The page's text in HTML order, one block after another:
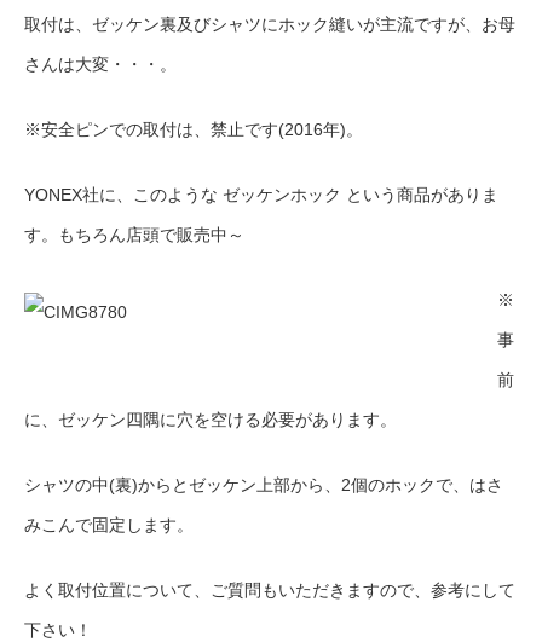
取付は、ゼッケン裏及びシャツにホック縫いが主流ですが、お母
さんは大変・・・。
※安全ピンでの取付は、禁止です(2016年)。
YONEX社に、このような ゼッケンホック という商品がありま
す。もちろん店頭で販売中～
※
事
前
に、ゼッケン四隅に穴を空ける必要があります。
シャツの中(裏)からとゼッケン上部から、2個のホックで、はさ
みこんで固定します。
よく取付位置について、ご質問もいただきますので、参考にして
下さい！